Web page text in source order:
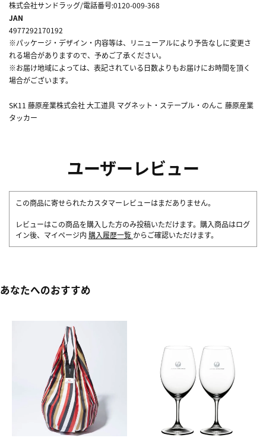
株式会社サンドラッグ/電話番号:0120-009-368
JAN
4977292170192
※パッケージ・デザイン・内容等は、リニューアルにより予告なしに変更さ
れる場合がありますので、予めご了承ください。
※お届け地域によっては、表記されている日数よりもお届けにお時間を頂く
場合がございます。
SK11 藤原産業株式会社 大工道具 マグネット・ステープル・のんこ 藤原産業
タッカー
ユーザーレビュー
この商品に寄せられたカスタマーレビューはまだありません。
レビューはこの商品を購入した方のみ投稿いただけます。購入商品はログ
イン後、マイページ内 購入履歴一覧 からご確認いただけます。
あなたへのおすすめ